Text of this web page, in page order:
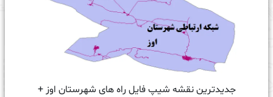
جدیدترین نقشه شیپ فایل راه های شهرستان اوز +